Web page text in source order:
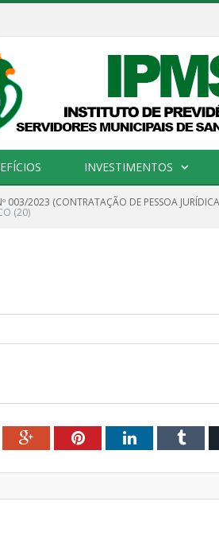
INVESTIMENTOS
003/2023 (CONTRATAÇÃO DE PESSOA
(20)
Google+PinterestLinkedIn